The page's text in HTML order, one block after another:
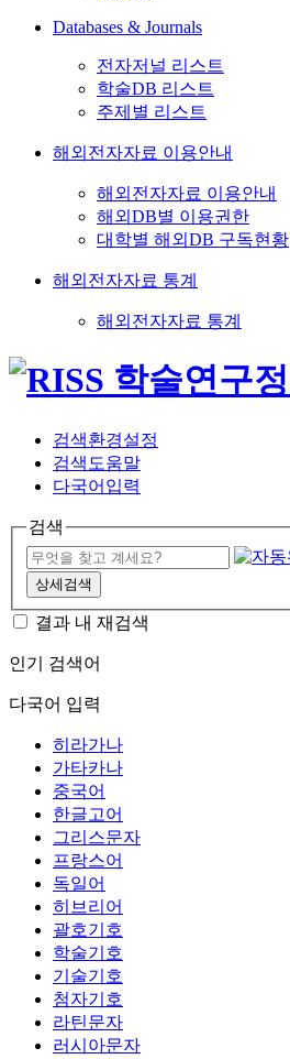
Databases & Journals
전자저널 리스트
학술DB 리스트
주제별 리스트
해외전자자료 이용안내
해외전자자료 이용안내
해외DB별 이용권한
대학별 해외DB 구독현황
해외전자자료 통계
해외전자자료 통계
검색환경설정
검색도움말
다국어입력
검색
상세검색
결과 내 재검색
인기 검색어
다국어 입력
히라가나
가타카나
중국어
한글고어
그리스문자
프랑스어
독일어
히브리어
괄호기호
학술기호
기술기호
첨자기호
라틴문자
러시아문자